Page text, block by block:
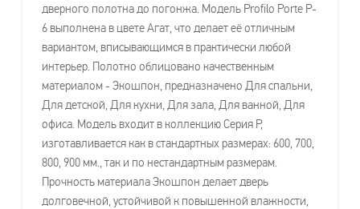
дверного полотна до погонжа. Модель Profilo Porte P-
6 выполнена в цвете Агат, что делает её отличным
вариантом, вписывающимся в практически любой
интерьер. Полотно облицовано качественным
материалом - Экошпон, предназначено Для спальни,
Для детской, Для кухни, Для зала, Для ванной, Для
офиса. Модель входит в коллекцию Серия P,
изготавливается как в стандартных размерах: 600, 700,
800, 900 мм., так и по нестандартным размерам.
Прочность материала Экошпон делает дверь
долговечной, устойчивой к повышенной влажности,